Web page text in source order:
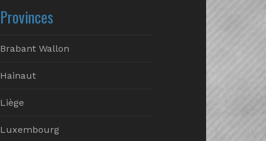
Provinces
Brabant Wallon
Hainaut
Liège
Luxembourg